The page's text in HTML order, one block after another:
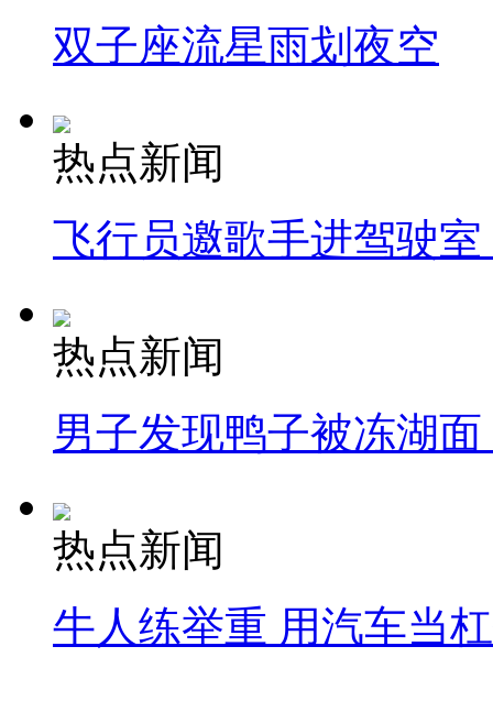
双子座流星雨划夜空
热点新闻
飞行员邀歌手进驾驶
热点新闻
男子发现鸭子被冻湖
热点新闻
牛人练举重 用汽车当